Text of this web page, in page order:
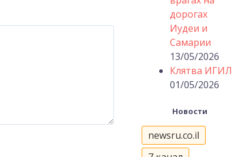
дорогах
Иудеи и
Самарии
13/05/2026
Клятва ИГИЛ
01/05/2026
Новости
newsru.co.il